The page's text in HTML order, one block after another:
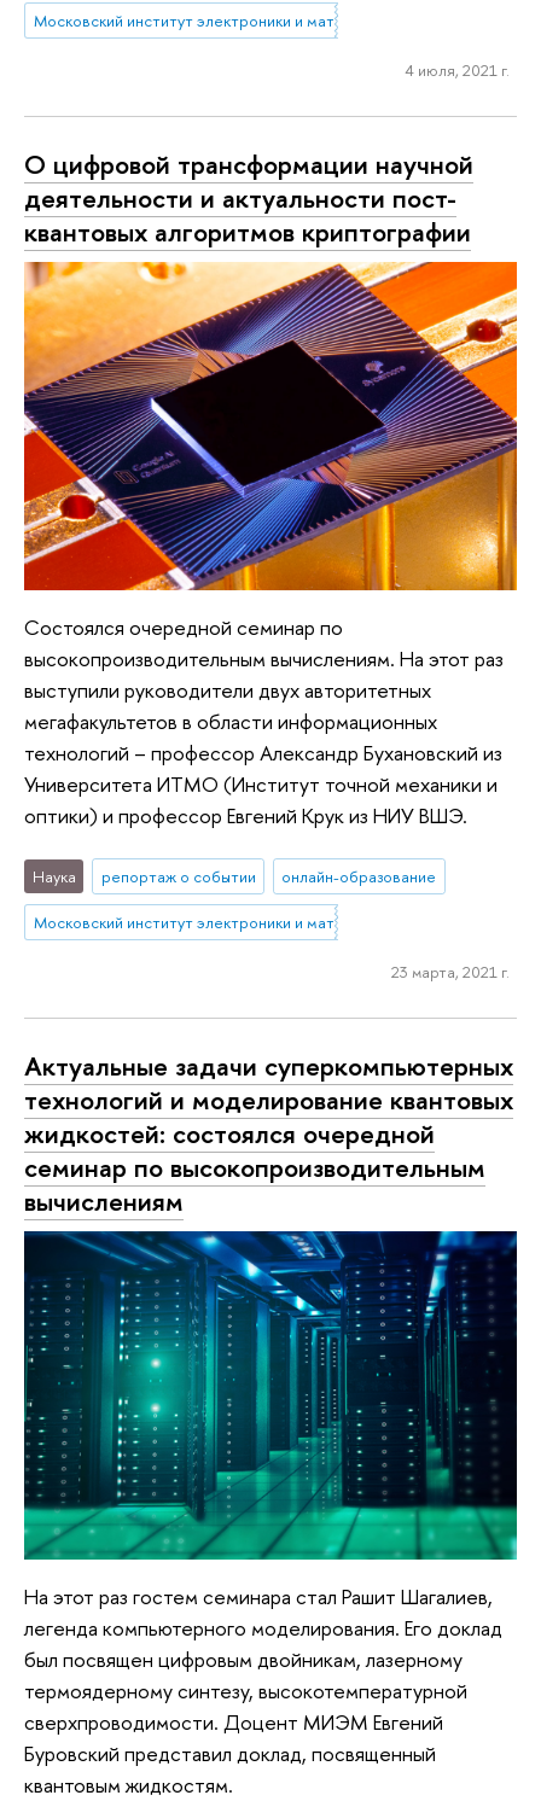
Московский институт электроники и математики им. А.Н. Тихонова
4 июля, 2021 г.
О цифровой трансформации научной
деятельности и актуальности пост-
квантовых алгоритмов криптографии
Состоялся очередной семинар по
высокопроизводительным вычислениям. На этот раз
выступили руководители двух авторитетных
мегафакультетов в области информационных
технологий – профессор Александр Бухановский из
Университета ИТМО (Институт точной механики и
оптики) и профессор Евгений Крук из НИУ ВШЭ.
Наука репортаж о событии онлайн-образование
Московский институт электроники и математики им. А.Н. Тихонова
23 марта, 2021 г.
Актуальные задачи суперкомпьютерных
технологий и моделирование квантовых
жидкостей: состоялся очередной
семинар по высокопроизводительным
вычислениям
На этот раз гостем семинара стал Рашит Шагалиев,
легенда компьютерного моделирования. Его доклад
был посвящен цифровым двойникам, лазерному
термоядерному синтезу, высокотемпературной
сверхпроводимости. Доцент МИЭМ Евгений
Буровский представил доклад, посвященный
квантовым жидкостям.